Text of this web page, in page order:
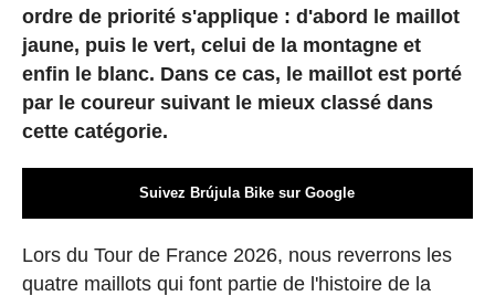
ordre de priorité s'applique : d'abord le maillot
jaune, puis le vert, celui de la montagne et
enfin le blanc. Dans ce cas, le maillot est porté
par le coureur suivant le mieux classé dans
cette catégorie.
Suivez Brújula Bike sur Google
Lors du Tour de France 2026, nous reverrons les
quatre maillots qui font partie de l'histoire de la